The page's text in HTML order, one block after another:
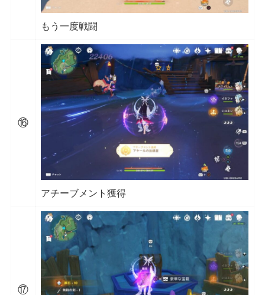
もう一度戦闘
⑯
アチーブメント獲得
⑰